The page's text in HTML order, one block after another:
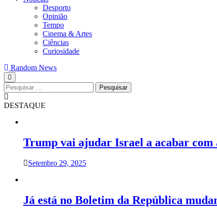
Desporto
Opinião
Tempo
Cinema & Artes
Ciências
Curiosidade
Random News
Pesquisar
por:
DESTAQUE
Trump vai ajudar Israel a acabar com
Setembro 29, 2025
Já está no Boletim da República